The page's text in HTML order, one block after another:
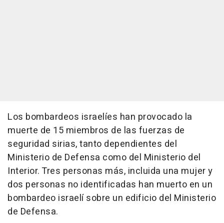
Los bombardeos israelíes han provocado la
muerte de 15 miembros de las fuerzas de
seguridad sirias, tanto dependientes del
Ministerio de Defensa como del Ministerio del
Interior. Tres personas más, incluida una mujer y
dos personas no identificadas han muerto en un
bombardeo israelí sobre un edificio del Ministerio
de Defensa.